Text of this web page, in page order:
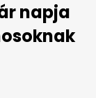
napja